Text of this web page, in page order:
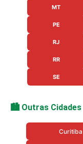
MT
PE
RJ
RR
SE
🏙️ Outras Cidades
Curitiba